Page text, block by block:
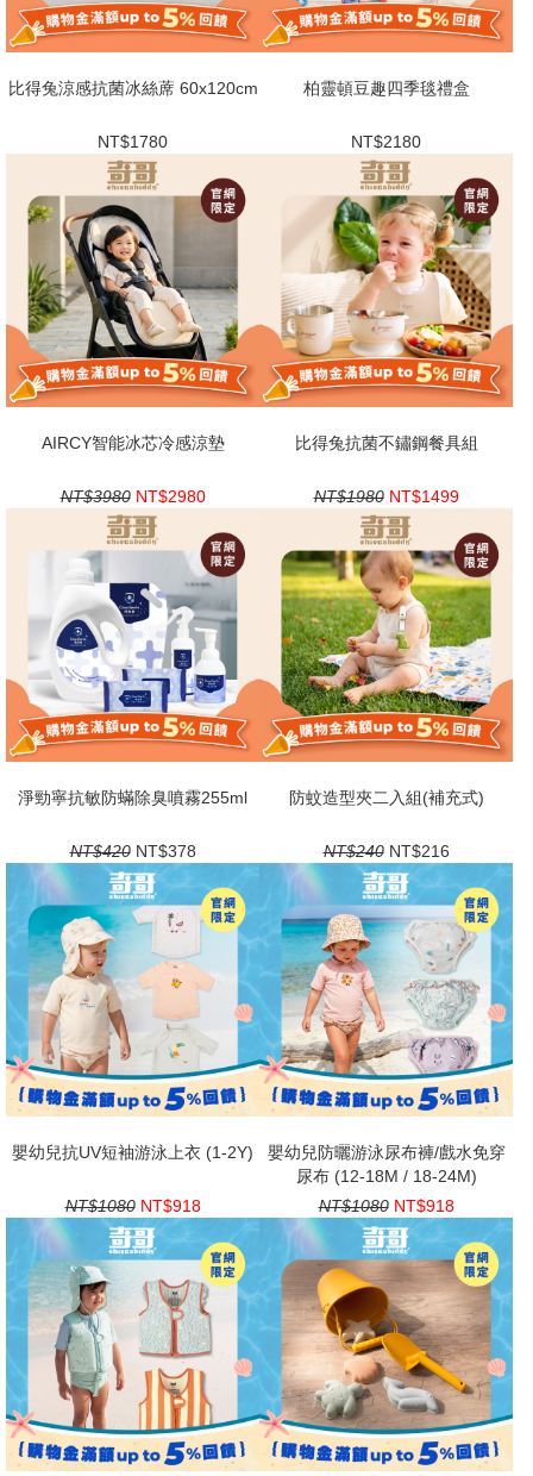
比得兔涼感抗菌冰絲蓆 60x120cm
NT$1780
柏靈頓豆趣四季毯禮盒
NT$2180
AIRCY智能冰芯冷感涼墊
NT$3980 NT$2980
比得兔抗菌不鏽鋼餐具組
NT$1980 NT$1499
淨勁寧抗敏防蟎除臭噴霧255ml
NT$420 NT$378
防蚊造型夾二入組(補充式)
NT$240 NT$216
嬰幼兒抗UV短袖游泳上衣 (1-2Y)
NT$1080 NT$918
嬰幼兒防曬游泳尿布褲/戲水免穿
尿布 (12-18M / 18-24M)
NT$1080 NT$918